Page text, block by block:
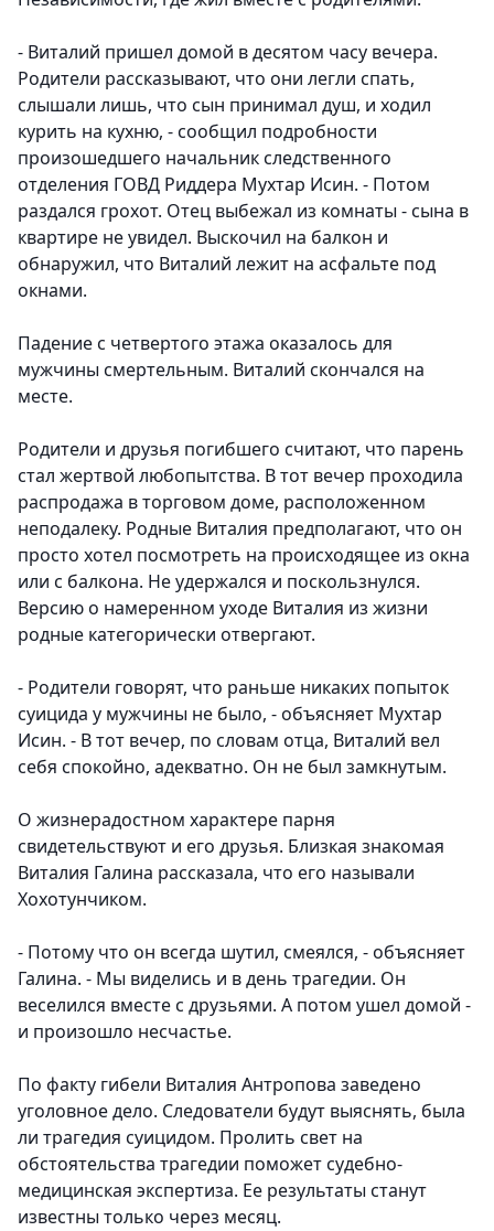
- Виталий пришел домой в десятом часу вечера.
Родители рассказывают, что они легли спать,
слышали лишь, что сын принимал душ, и ходил
курить на кухню, - сообщил подробности
произошедшего начальник следственного
отделения ГОВД Риддера Мухтар Исин. - Потом
раздался грохот. Отец выбежал из комнаты - сына в
квартире не увидел. Выскочил на балкон и
обнаружил, что Виталий лежит на асфальте под
окнами.
Падение с четвертого этажа оказалось для
мужчины смертельным. Виталий скончался на
месте.
Родители и друзья погибшего считают, что парень
стал жертвой любопытства. В тот вечер проходила
распродажа в торговом доме, расположенном
неподалеку. Родные Виталия предполагают, что он
просто хотел посмотреть на происходящее из окна
или с балкона. Не удержался и поскользнулся.
Версию о намеренном уходе Виталия из жизни
родные категорически отвергают.
- Родители говорят, что раньше никаких попыток
суицида у мужчины не было, - объясняет Мухтар
Исин. - В тот вечер, по словам отца, Виталий вел
себя спокойно, адекватно. Он не был замкнутым.
О жизнерадостном характере парня
свидетельствуют и его друзья. Близкая знакомая
Виталия Галина рассказала, что его называли
Хохотунчиком.
- Потому что он всегда шутил, смеялся, - объясняет
Галина. - Мы виделись и в день трагедии. Он
веселился вместе с друзьями. А потом ушел домой -
и произошло несчастье.
По факту гибели Виталия Антропова заведено
уголовное дело. Следователи будут выяснять, была
ли трагедия суицидом. Пролить свет на
обстоятельства трагедии поможет судебно-
медицинская экспертиза. Ее результаты станут
известны только через месяц.